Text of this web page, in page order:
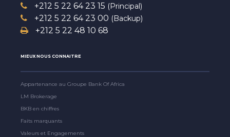
+212 5 22 64 23 15 (Principal)
+212 5 22 64 23 00 (Backup)
+212 5 22 48 10 68
MIEUX NOUS CONNAITRE
Appartenance au Groupe Bank Of Africa
LM Brokerage
BKB en chiffres
Faits marquants
Valeurs et Engagements